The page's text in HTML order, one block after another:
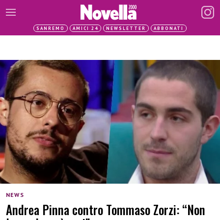
SANREMO AMICI 24 NEWSLETTER ABBONATI
NEWS
Andrea Pinna contro Tommaso Zorzi: “Non